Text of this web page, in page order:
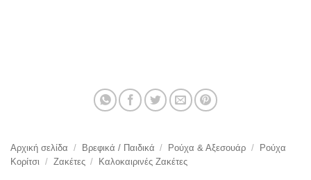
Αρχική σελίδα / Βρεφικά / Παιδικά / Ρούχα & Αξεσουάρ /
Ρούχα
Κορίτσι / Ζακέτες / Καλοκαιρινές Ζακέτες